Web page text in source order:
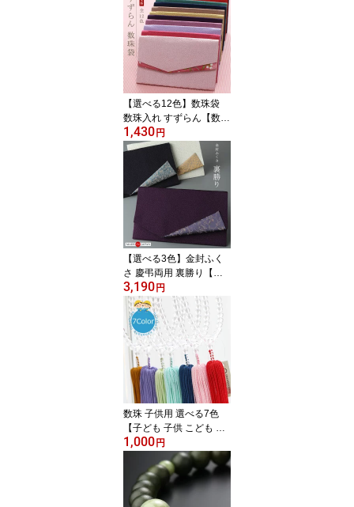
【選べる12色】数珠袋
数珠入れ すずらん【数珠
葬儀 葬式 お通夜 お墓参
り 収納 念珠袋 念珠入れ
数珠ケース 女性用 レデ
ィース 日本製 おしゃれ
可愛い マグネット 黒 紫
赤 茶 ピンク パープル ブ
ラック 人気 売れてま
す！ RM 111010031】
【ネコポス便220円の
み】
1,430 円
【選べる3色】金封ふく
さ 慶弔両用 裏勝り【袱
紗 数珠 通夜 葬儀 法事 結
婚式 慶弔兼用 男性用 女
性用 男女兼用 ちりめん
香典 記念品 おしゃれ 成
人式 記念品 紫 紺 灰白 イ
チオシ 売れてます！ 200
0600200358】【ネコポ
ス便送料無料】
3,190 円
数珠 子供用 選べる7色
【子ども 子供 こども お
子様 キッズ 男の子用 女
の子用 兄弟 姉妹 念珠 卒
園記念品 保育園 かわい
い ピンク ブルー グリー
ン パープル レッド 青 緑
1,000 円